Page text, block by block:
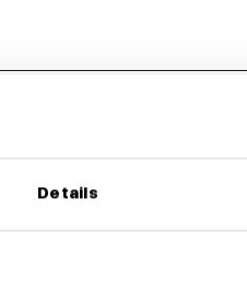
Details